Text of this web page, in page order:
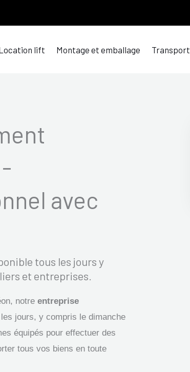
lift Montage et emballage
avec
tous les jours y
et entreprises.
notre entreprise
jours, y compris le dimanche
équipés pour effectuer des
tous vos biens en toute